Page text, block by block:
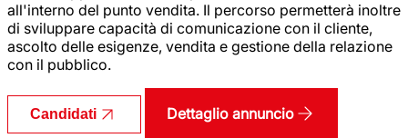
all'interno del punto vendita. Il percorso permetterà inoltre
di sviluppare capacità di comunicazione con il cliente,
ascolto delle esigenze, vendita e gestione della relazione
con il pubblico.
Candidati Dettaglio annuncio